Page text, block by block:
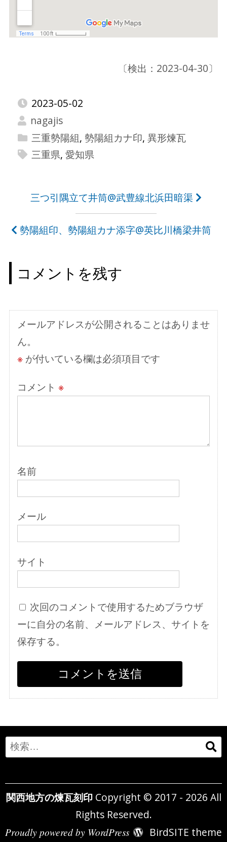
〔検出：2023-04-30〕
2023-05-02
nagajis
三重勢陽組, 勢陽組カナ印, 異形煉瓦
三重県, 愛知県
ナ
ビ
ゲ
シ
ョ
ン
三つ引隅立て井筒@武豊線北浜田暗渠
勢陽組印、勢陽組カナ添字@英比川橋梁井筒
コメントを残す
メールアドレスが公開されることはありませ
ん。
※が付いている欄は必須項目です
コメント ※
名前
メール
サイト
次回のコメントで使用するためブラウザ
ーに自分の名前、メールアドレス、サイトを
保存する。
Search
for:
関西地方の煉瓦刻印 Copyright © 2017 - 2026 All
Rights Reserved.
Proudly powered by WordPress BirdSITE theme